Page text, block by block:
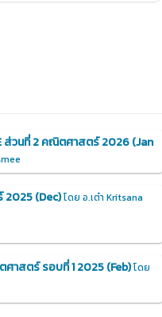
ส่วนที่ 2 คณิตศาสตร์ 2026 (Jan
2025 (Dec)โดย อ.เต๋า Kritsana
ศาสตร์ รอบที่ 1 2025 (Feb)โดย